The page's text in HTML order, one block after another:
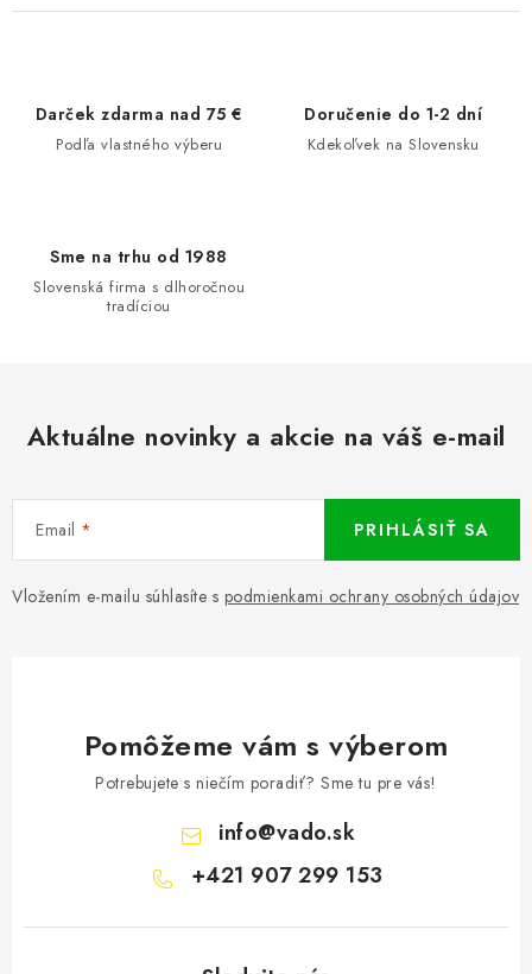
Darček zdarma nad 75 €
Podľa vlastného výberu
Doručenie do 1-2 dní
Kdekoľvek na Slovensku
Sme na trhu od 1988
Slovenská firma s dlhoročnou
tradíciou
Aktuálne novinky a akcie na váš e-mail
Email
Vložením e-mailu súhlasíte s podmienkami ochrany osobných údajov
PRIHLÁSIŤ SA
Pomôžeme vám s výberom
Potrebujete s niečím poradiť? Sme tu pre vás!
info@vado.sk
+421 907 299 153